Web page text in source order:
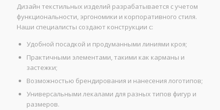
Дизайн текстильных изделий разрабатывается с учетом
функциональности, эргономики и корпоративного стиля.
Наши специалисты создают конструкции с:
Удобной посадкой и продуманными линиями кроя;
Практичными элементами, такими как карманы и
застежки;
Возможностью брендирования и нанесения логотипов;
Универсальными лекалами для разных типов фигур и
размеров.